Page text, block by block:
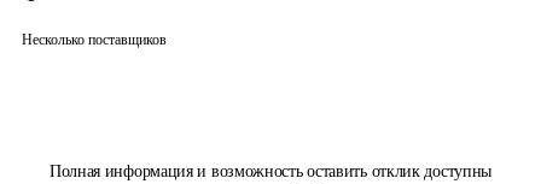
Полная информация и возможность оставить отклик доступны
Несколько поставщиков